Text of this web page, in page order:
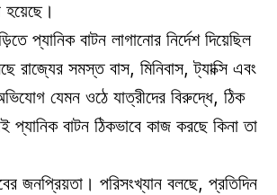
হয়েছে।
প্যানিক বাটন লাগানোর নির্দেশ দিয়েছিল
রাজ্যের সমস্ত বাস, মিনিবাস, ট্যাক্সি এবং
যেমন ওঠে যাত্রীদের বিরুদ্ধে, ঠিক
বাটন ঠিকভাবে কাজ করছে কিনা তা
জনপ্রিয়তা। পরিসংখ্যান বলছে, প্রতিদিন